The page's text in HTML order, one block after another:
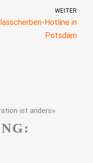
WEITER
Hotline in
Potsdam